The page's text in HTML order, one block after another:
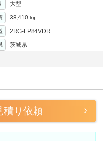
大型
38,410 kg
2RG-FP84VDR
茨城県
積り依頼